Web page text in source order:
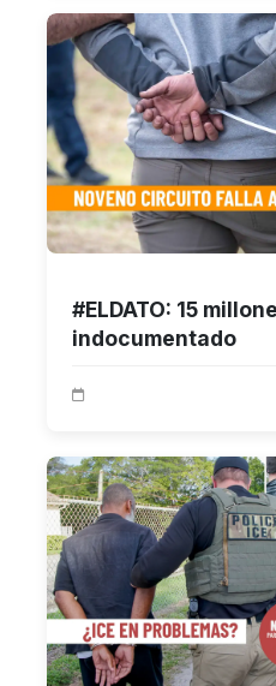
#ELDATO: 15
indocumentado